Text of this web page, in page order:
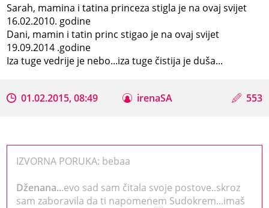
Sarah, mamina i tatina princeza stigla je na ovaj svijet
16.02.2010. godine
Dani, mamin i tatin princ stigao je na ovaj svijet
19.09.2014 .godine
Iza tuge vedrije je nebo...iza tuge čistija je duša...
01.02.2015, 08:49 irenaSA 553
IZVORNA PORUKA: bebaa
Dženana...evo sad sam čitala svoje postove..skroz
sam zaboravila da ti napomenem Sudokrem...imaš